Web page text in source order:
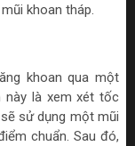
khoan tháp.
khoan qua một
này là xem xét tốc
sử dụng một mũi
chuẩn. Sau đó,